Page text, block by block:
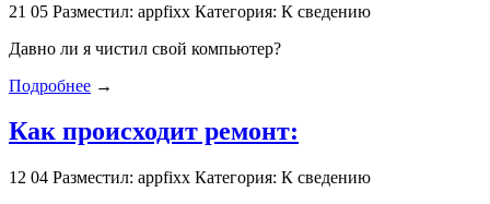
21 05 Разместил: appfixx Категория: К сведению
Давно ли я чистил свой компьютер?
Подробнее →
Как происходит ремонт:
12 04 Разместил: appfixx Категория: К сведению